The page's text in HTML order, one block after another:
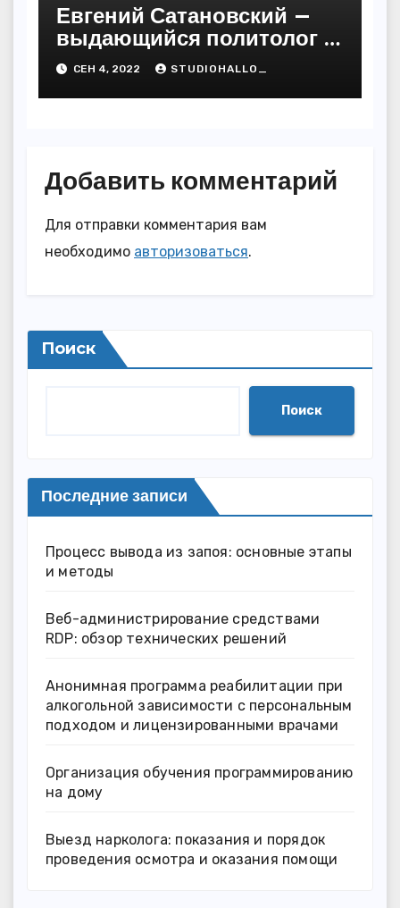
Евгений Сатановский —
выдающийся политолог и
публицист с бесподобной
биографией и
многочисленными
СЕН 4, 2022 STUDIOHALLO_
Добавить комментарий
Для отправки комментария вам
необходимо авторизоваться.
Поиск
Поиск
Последние записи
Процесс вывода из запоя: основные этапы
и методы
Веб-администрирование средствами
RDP: обзор технических решений
Анонимная программа реабилитации при
алкогольной зависимости с персональным
подходом и лицензированными врачами
Организация обучения программированию
на дому
Выезд нарколога: показания и порядок
проведения осмотра и оказания помощи